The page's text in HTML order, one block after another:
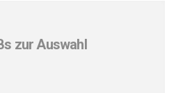
zur Auswahl